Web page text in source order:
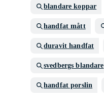
blandare koppar
handfat mått
duravit handfat
svedbergs blandare
handfat porslin